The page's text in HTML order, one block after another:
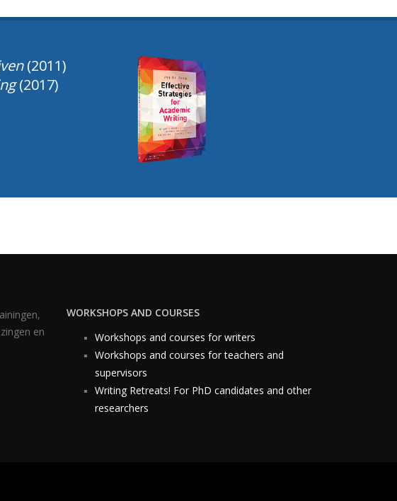
(2011)
(2017)
en
WORKSHOPS AND COURSES
Workshops and courses for writers
Workshops and courses for teachers and
supervisors
Writing Retreats! For PhD candidates and other
researchers